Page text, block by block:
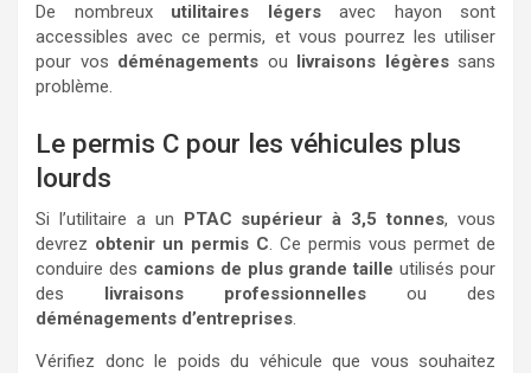
De nombreux utilitaires légersavec hayon sont
accessibles avec ce permis, et vous pourrez les utiliser
pour vos déménagements ou livraisons légèressans
problème.
Le permis C pour les véhicules plus
lourds
Si l’utilitaire a un PTAC supérieur à 3,5 tonnes, vous
devrez obtenir un permis C . Ce permis vous permet de
conduire des camions de plus grande taille utilisés pour
des livraisons professionnelles ou des
déménagements d’entreprises
Vérifiez donc le poids du véhicule que vous souhaitez